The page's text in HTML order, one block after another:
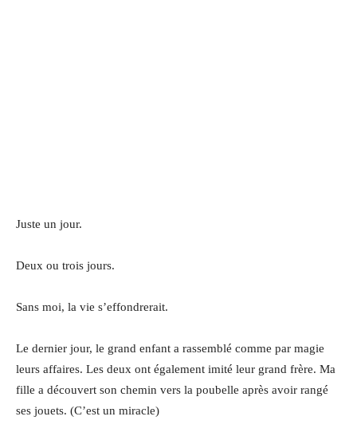
Juste un jour.
Deux ou trois jours.
Sans moi, la vie s’effondrerait.
Le dernier jour, le grand enfant a rassemblé comme par magie
leurs affaires. Les deux ont également imité leur grand frère. Ma
fille a découvert son chemin vers la poubelle après avoir rangé
ses jouets. (C’est un miracle)